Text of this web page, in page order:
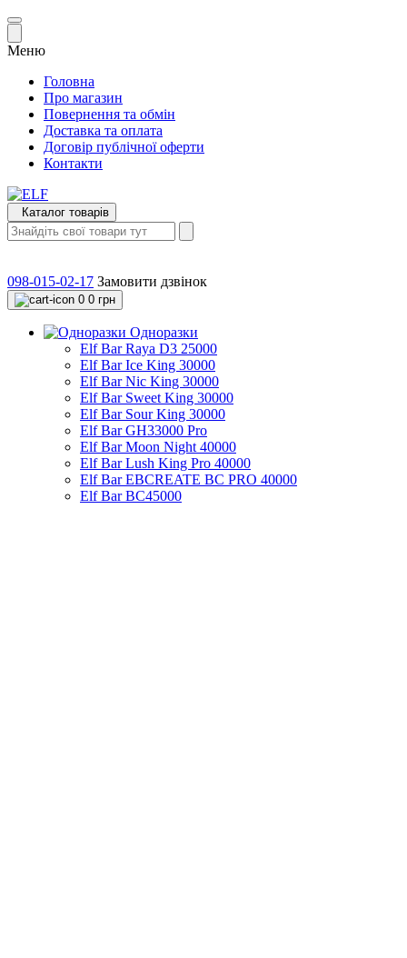
Меню
Головна
Про магазин
Повернення та обмін
Доставка та оплата
Договір публічної оферти
Контакти
Каталог товарів
098-015-02-17 Замовити дзвінок
0 0 грн
Одноразки
Elf Bar Raya D3 25000
Elf Bar Ice King 30000
Elf Bar Nic King 30000
Elf Bar Sweet King 30000
Elf Bar Sour King 30000
Elf Bar GH33000 Pro
Elf Bar Moon Night 40000
Elf Bar Lush King Pro 40000
Elf Bar EBCREATE BC PRO 40000
Elf Bar BC45000